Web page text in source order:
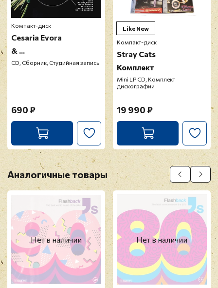
Компакт-диск
Cesaria Evora
& ...
CD, Сборник, Студийная запись
690 ₽
Like New
Компакт-диск
Stray Cats
Комплект
Mini LP CD, Комплект
дискографии
19 990 ₽
Аналогичные товары
Нет в наличии Нет в наличии